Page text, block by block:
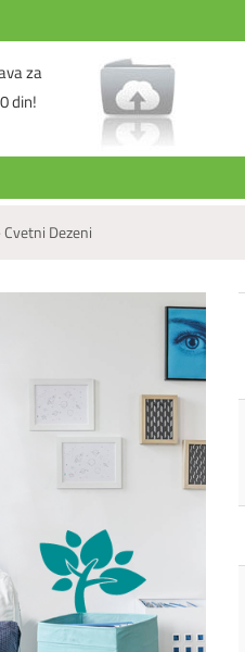
za
din!
Dezeni